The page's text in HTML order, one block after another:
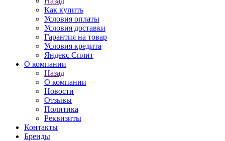
Как купить
Условия оплаты
Условия доставки
Гарантия на товар
Условия кредита
Яндекс Сплит
О компании
Назад
О компании
Новости
Отзывы
Политика
Реквизиты
Контакты
Бренды